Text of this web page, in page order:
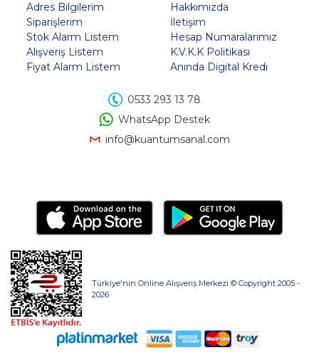
Adres Bilgilerim
Siparişlerim
Stok Alarm Listem
Alışveriş Listem
Fiyat Alarm Listem
Hakkımızda
İletişim
Hesap Numaralarımız
K.V.K.K Politikası
Anında Digital Kredi
0533 293 13 78
WhatsApp Destek
info@kuantumsanal.com
Türkiye'nin Online Alışveriş Merkezi © Copyright 2005 -
2026